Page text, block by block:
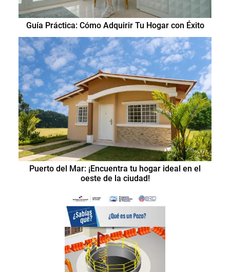
Guía Práctica: Cómo Adquirir Tu Hogar con Éxito
Puerto del Mar: ¡Encuentra tu hogar ideal en el
oeste de la ciudad!